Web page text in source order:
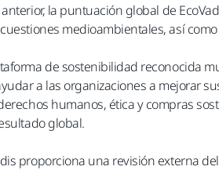
la puntuación global de
medioambientales, así
de sostenibilidad reconocida
a las organizaciones a mejorar
humanos, ética y compras
global.
proporciona una revisión externa